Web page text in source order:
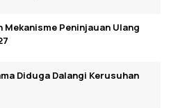
Mekanisme Peninjauan Ulang
Diduga Dalangi Kerusuhan